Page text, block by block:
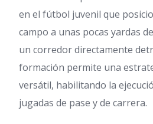
en el fútbol juvenil que
campo a unas pocas yardas
un corredor directamente
formación permite una
versátil, habilitando la
jugadas de pase y de carrera.